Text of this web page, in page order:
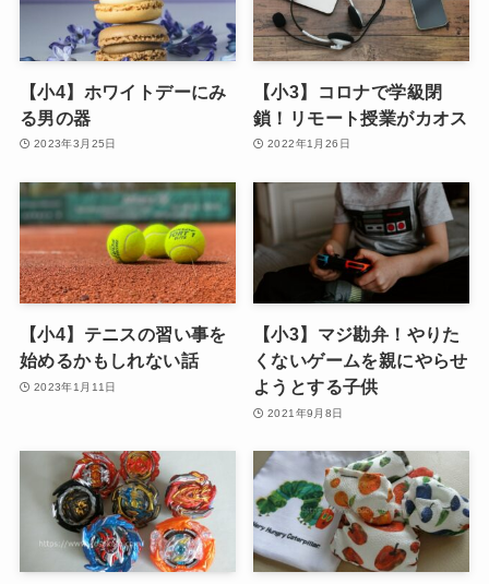
【小4】ホワイトデーにみ
る男の器
2023年3月25日
【小3】コロナで学級閉
鎖！リモート授業がカオス
2022年1月26日
【小4】テニスの習い事を
始めるかもしれない話
2023年1月11日
【小3】マジ勘弁！やりた
くないゲームを親にやらせ
ようとする子供
2021年9月8日